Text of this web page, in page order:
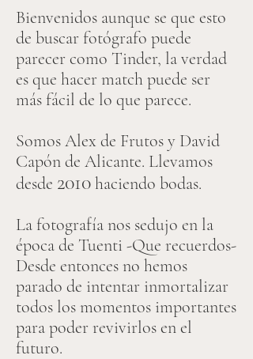
Bienvenidos aunque se que esto
de buscar fotógrafo puede
parecer como Tinder, la verdad
es que hacer match puede ser
más fácil de lo que parece.
Somos Alex de Frutos y David
Capón de Alicante. Llevamos
desde 2010haciendo bodas.
La fotografía nos sedujo en la
época de Tuenti -Que recuerdos-
Desde entonces no hemos
parado de intentar inmortalizar
todos los momentos importantes
para poder revivirlos en el
futuro.